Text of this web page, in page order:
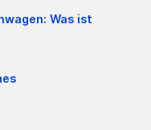
Was ist